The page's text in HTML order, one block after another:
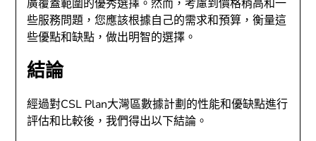
廣覆蓋範圍的優秀選擇。然而，考慮到價格稍高和一
些服務問題，您應該根據自己的需求和預算，衡量這
些優點和缺點，做出明智的選擇。
結論
經過對CSL Plan大灣區數據計劃的性能和優缺點進行
評估和比較後，我們得出以下結論。